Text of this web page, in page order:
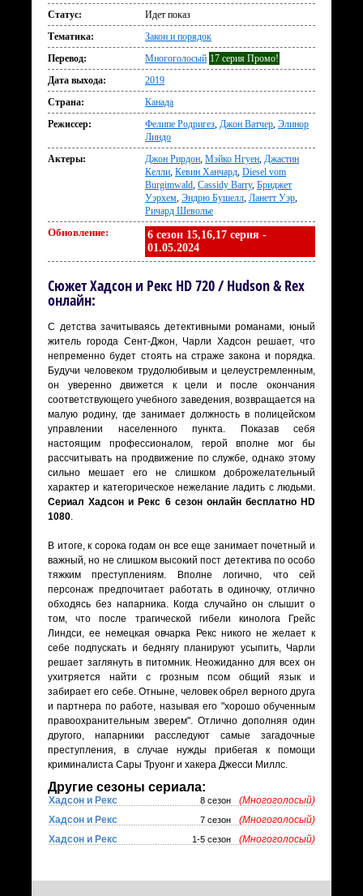
Статус:
Идет показ
Тематика:
Закон и порядок
Перевод:
Многоголосый 17 серия Промо!
Дата выхода:
2019
Страна:
Канада
Режиссер:
Фелипе Родригез, Джон Ватчер, Элинор
Линдо
Актеры:
Джон Рирдон, Мэйко Нгуен, Джастин
Келли, Кевин Ханчард, Diesel vom
Burgimwald, Cassidy Barry, Бриджет
Уэрхем, Эндрю Бушелл, Ланетт Уэр,
Ричард Шеволье
Обновление:
6 сезон 15,16,17 серия -
01.05.2024
Сюжет Хадсон и Рекс HD 720 / Hudson & Rex
онлайн:
С детства зачитываясь детективными романами, юный
житель города Сент-Джон, Чарли Хадсон решает, что
непременно будет стоять на страже закона и порядка.
Будучи человеком трудолюбивым и целеустремленным,
он уверенно движется к цели и после окончания
соответствующего учебного заведения, возвращается на
малую родину, где занимает должность в полицейском
управлении населенного пункта. Показав себя
настоящим профессионалом, герой вполне мог бы
рассчитывать на продвижение по службе, однако этому
сильно мешает его не слишком доброжелательный
характер и категорическое нежелание ладить с людьми.
Сериал Хадсон и Рекс 6 сезон онлайн бесплатно HD
1080.
В итоге, к сорока годам он все еще занимает почетный и
важный, но не слишком высокий пост детектива по особо
тяжким преступлениям. Вполне логично, что сей
персонаж предпочитает работать в одиночку, отлично
обходясь без напарника. Когда случайно он слышит о
том, что после трагической гибели кинолога Грейс
Линдси, ее немецкая овчарка Рекс никого не желает к
себе подпускать и беднягу планируют усыпить, Чарли
решает заглянуть в питомник. Неожиданно для всех он
ухитряется найти с грозным псом общий язык и
забирает его себе. Отныне, человек обрел верного друга
и партнера по работе, называя его "хорошо обученным
правоохранительным зверем". Отлично дополняя один
другого, напарники расследуют самые загадочные
преступления, в случае нужды прибегая к помощи
криминалиста Сары Труонг и хакера Джесси Миллс.
Другие сезоны сериала:
Хадсон и Рекс 8 сезон
(Многоголосый)
Хадсон и Рекс
7 сезон
(Многоголосый)
Хадсон и Рекс
1-5 сезон (Многоголосый)